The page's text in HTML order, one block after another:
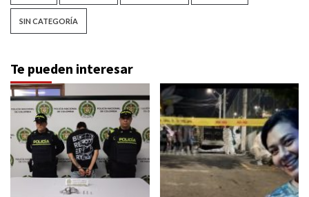
SIN CATEGORÍA
Te pueden interesar